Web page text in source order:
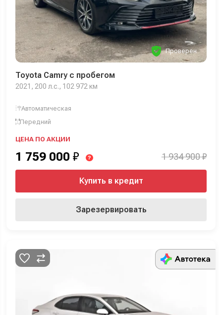
Проверен
Toyota Camry с пробегом
2021, 200 л.с., 102 972 км
Автоматическая
Передний
ЦЕНА ПО АКЦИИ
1 759 000 ₽ ? 1 934 900 ₽
Купить в кредит
Зарезервировать